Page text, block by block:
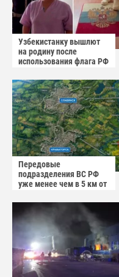
Узбекистанку вышлют
на родину после
использования флага РФ
Передовые
подразделения ВС РФ
уже менее чем в 5 км от
Славянска